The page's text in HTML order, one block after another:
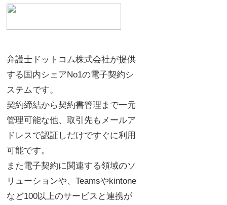
弁護士ドットコム株式会社が提供
する国内シェアNo1の電子契約シ
ステムです。
契約締結から契約書管理まで一元
管理可能な他、取引先もメールア
ドレスで認証しだけですぐに利用
可能です。
また電子契約に関連する領域のソ
リューションや、Teamsやkintone
など100以上のサービスと連携が